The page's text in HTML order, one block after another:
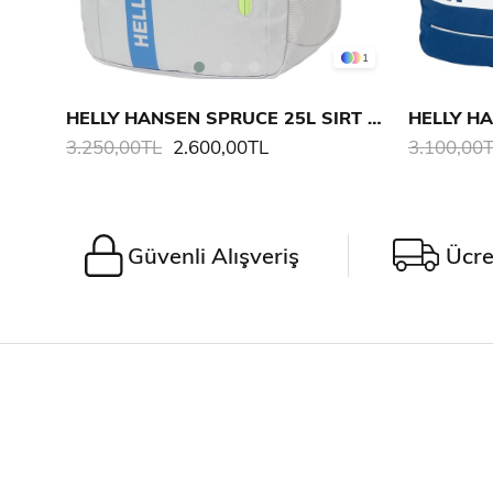
1
HELLY HANSEN SPRUCE 25L SIRT ÇANTASI
2.600,00TL
3.250,00TL
Güvenli Alışveriş